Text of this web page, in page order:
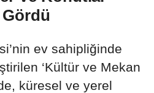
Gördü
ev sahipliğinde
‘Kültür ve Mekan
küresel ve yerel